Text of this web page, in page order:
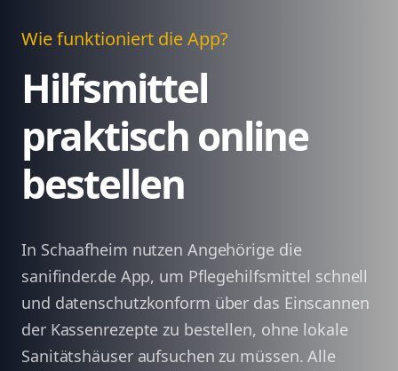
Wie funktioniert die App?
Hilfsmittel
praktisch online
bestellen
In Schaafheim nutzen Angehörige die
sanifinder.de App, um Pflegehilfsmittel schnell
und datenschutzkonform über das Einscannen
der Kassenrezepte zu bestellen, ohne lokale
Sanitätshäuser aufsuchen zu müssen. Alle